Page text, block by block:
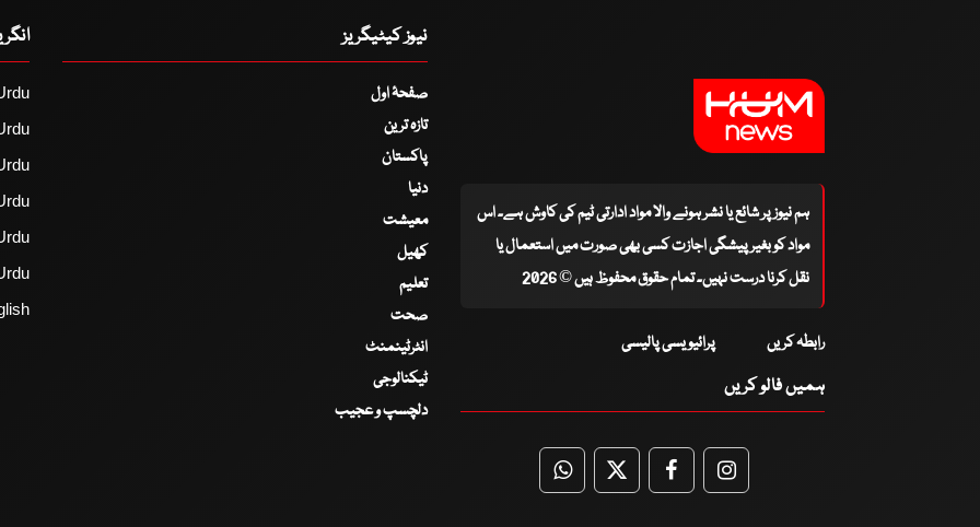
ہم نیوز پر شائع یا نشر ہونے والا مواد ادارتی ٹیم کی کاوش ہے۔ اس
مواد کو بغیر پیشگی اجازت کسی بھی صورت میں استعمال یا
نقل کرنا درست نہیں۔ تمام حقوق محفوظ ہیں © 2026
رابطہ کریں پرائیویسی پالیسی
ہمیں فالو کریں
WhatsApp
TwitterFacebookFacebook
نیوز کیٹیگریز
صفحۂ اول
تازہ ترین
پاکستان
دنیا
معیشت
کھیل
تعلیم
صحت
انٹرٹینمنٹ
ٹیکنالوجی
دلچسپ و عجیب